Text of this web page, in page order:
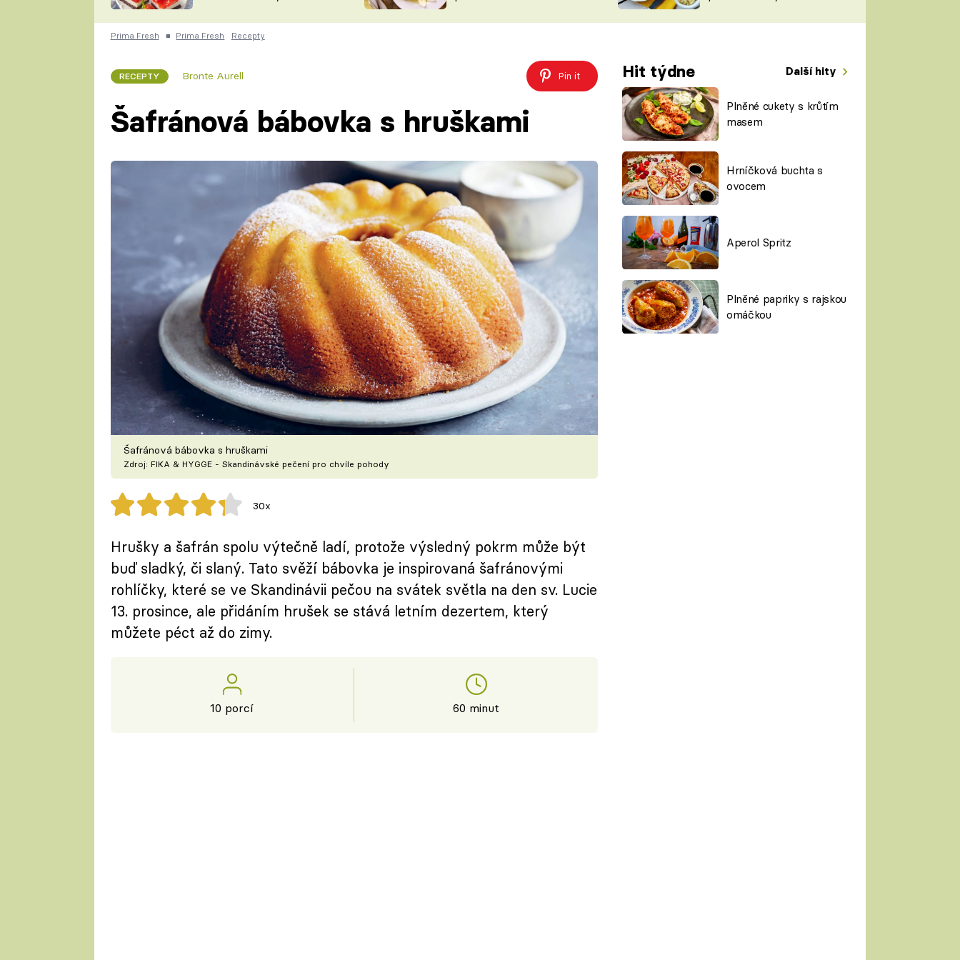
ČESKO NA TALÍŘI
KUCHAŘKA
VYCHYTÁVKY
ŠÉFREDAKTORKY
ČASOPIS
Prima Fresh ■ Prima Fresh Recepty
RECEPTY Bronte Aurell Pin it Hit týdne Další hity
Plněné cukety s krůtím
masem
Hrníčková buchta s
ovocem
Aperol Spritz
Plněné papriky s rajskou
omáčkou
Šafránová bábovka s hruškami
Šafránová bábovka s hruškami
Zdroj: FIKA & HYGGE - Skandinávské pečení pro chvíle pohody
30x
Hrušky a šafrán spolu výtečně ladí, protože výsledný pokrm může být
buď sladký, či slaný. Tato svěží bábovka je inspirovaná šafránovými
rohlíčky, které se ve Skandinávii pečou na svátek světla na den sv. Lucie
13. prosince, ale přidáním hrušek se stává letním dezertem, který
můžete péct až do zimy.
10 porcí 60 minut